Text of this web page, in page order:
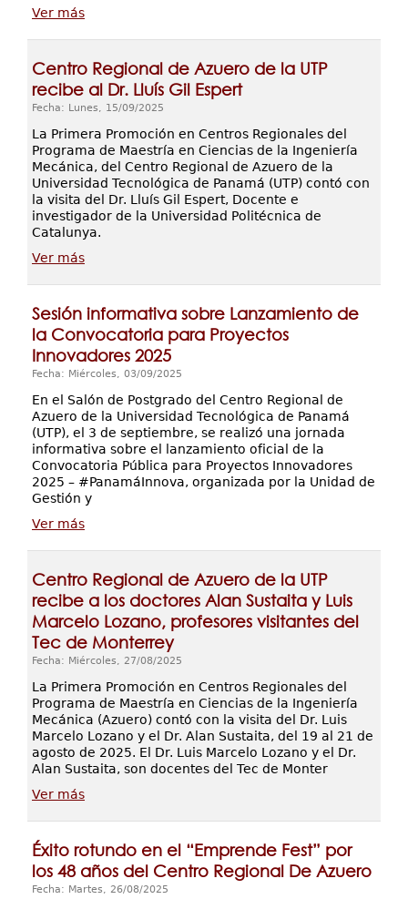
Ver más
Centro Regional de Azuero de la UTP
recibe al Dr. Lluís Gil Espert
Fecha: Lunes, 15/09/2025
La Primera Promoción en Centros Regionales del
Programa de Maestría en Ciencias de la Ingeniería
Mecánica, del Centro Regional de Azuero de la
Universidad Tecnológica de Panamá (UTP) contó con
la visita del Dr. Lluís Gil Espert, Docente e
investigador de la Universidad Politécnica de
Catalunya.
Ver más
Sesión informativa sobre Lanzamiento de
la Convocatoria para Proyectos
Innovadores 2025
Fecha: Miércoles, 03/09/2025
En el Salón de Postgrado del Centro Regional de
Azuero de la Universidad Tecnológica de Panamá
(UTP), el 3 de septiembre, se realizó una jornada
informativa sobre el lanzamiento oficial de la
Convocatoria Pública para Proyectos Innovadores
2025 – #PanamáInnova, organizada por la Unidad de
Gestión y
Ver más
Centro Regional de Azuero de la UTP
recibe a los doctores Alan Sustaita y Luis
Marcelo Lozano, profesores visitantes del
Tec de Monterrey
Fecha: Miércoles, 27/08/2025
La Primera Promoción en Centros Regionales del
Programa de Maestría en Ciencias de la Ingeniería
Mecánica (Azuero) contó con la visita del Dr. Luis
Marcelo Lozano y el Dr. Alan Sustaita, del 19 al 21 de
agosto de 2025. El Dr. Luis Marcelo Lozano y el Dr.
Alan Sustaita, son docentes del Tec de Monter
Ver más
Éxito rotundo en el “Emprende Fest” por
los 48 años del Centro Regional De Azuero
Fecha: Martes, 26/08/2025